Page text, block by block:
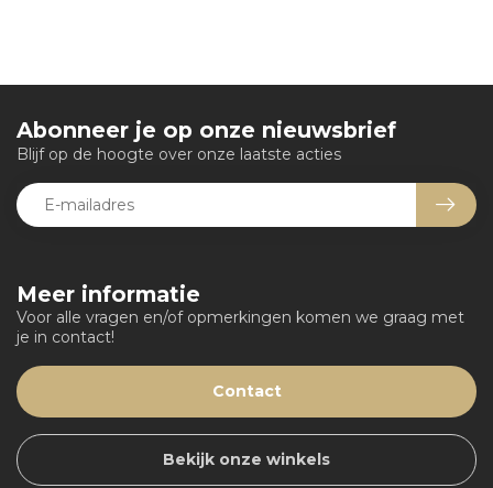
Meer informatie
Voor alle vragen en/of opmerkingen komen we graag met
je in contact!
Contact
Bekijk onze winkels
Abonneer je op onze nieuwsbrief
Blijf op de hoogte over onze laatste acties